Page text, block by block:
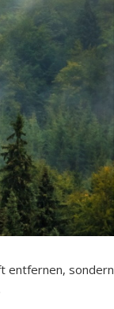
entfernen, sondern